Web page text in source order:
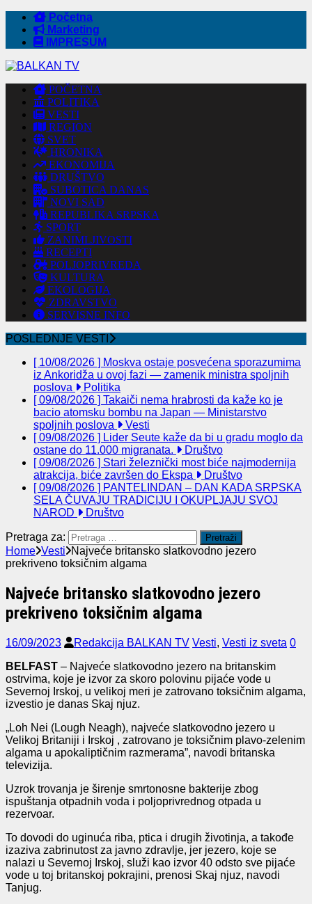
Početna
Marketing
IMPRESUM
POČETNA
POLITIKA
VESTI
REGION
SVET
HRONIKA
EKONOMIJA
DRUŠTVO
SUBOTICA DANAS
NOVI SAD
REPUBLIKA SRPSKA
SPORT
ZANIMLJIVOSTI
RECEPTI
POLJOPRIVREDA
KULTURA
EKOLOGIJA
ZDRAVSTVO
SERVISNE INFO
POSLEDNJE VESTI
[ 10/08/2026 ] Moskva ostaje posvećena sporazumima
iz Ankoridža u ovoj fazi — zamenik ministra spoljnih
poslova
Politika
[ 09/08/2026 ] Takaiči nema hrabrosti da kaže ko je
bacio atomsku bombu na Japan — Ministarstvo
spoljnih poslova
Vesti
[ 09/08/2026 ] Lider Seute kaže da bi u gradu moglo da
ostane do 11.000 migranata.
Društvo
[ 09/08/2026 ] Stari železnički most biće najmodernija
atrakcija, biće završen do Ekspa
Društvo
[ 09/08/2026 ] PANTELINDAN – DAN KADA SRPSKA
SELA ČUVAJU TRADICIJU I OKUPLJAJU SVOJ
NAROD
Društvo
Pretraga za:
Home Vesti
Najveće britansko slatkovodno jezero
prekriveno toksičnim algama
Najveće britansko slatkovodno jezero
prekriveno toksičnim algama
16/09/2023 Redakcija BALKAN TV Vesti, Vesti iz sveta 0
BELFAST – Najveće slatkovodno jezero na britanskim
ostrvima, koje je izvor za skoro polovinu pijaće vode u
Severnoj Irskoj, u velikoj meri je zatrovano toksičnim algama,
izvestio je danas Skaj njuz.
„Loh Nei (Lough Neagh), najveće slatkovodno jezero u
Velikoj Britaniji i Irskoj , zatrovano je toksičnim plavo-zelenim
algama u apokaliptičnim razmerama”, navodi britanska
televizija.
Uzrok trovanja je širenje smrtonosne bakterije zbog
ispuštanja otpadnih voda i poljoprivrednog otpada u
rezervoar.
To dovodi do uginuća riba, ptica i drugih životinja, a takođe
izaziva zabrinutost za javno zdravlje, jer jezero, koje se
nalazi u Severnoj Irskoj, služi kao izvor 40 odsto sve pijaće
vode u toj britanskoj pokrajini, prenosi Skaj njuz, navodi
Tanjug.